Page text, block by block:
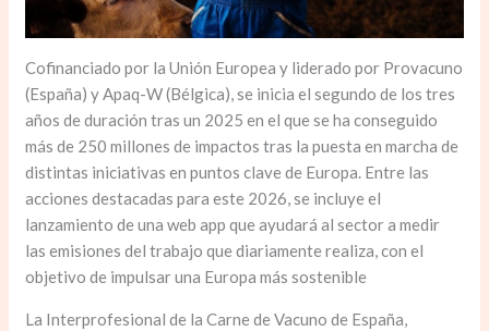
Cofinanciado por la Unión Europea y liderado por Provacuno
(España) y Apaq-W (Bélgica), se inicia el segundo de los tres
años de duración tras un 2025 en el que se ha conseguido
más de 250 millones de impactos tras la puesta en marcha de
distintas iniciativas en puntos clave de Europa. Entre las
acciones destacadas para este 2026, se incluye el
lanzamiento de una web app que ayudará al sector a medir
las emisiones del trabajo que diariamente realiza, con el
objetivo de impulsar una Europa más sostenible
La Interprofesional de la Carne de Vacuno de España,